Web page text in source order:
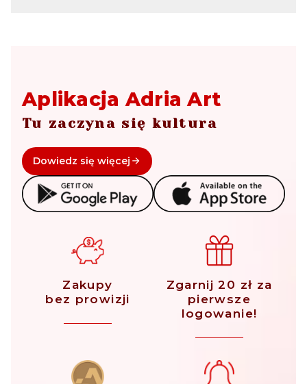
Aplikacja Adria Art
Tu zaczyna się kultura
Dowiedz się więcej
Zakupy
bez prowizji
Zgarnij 20 zł za
pierwsze
logowanie!